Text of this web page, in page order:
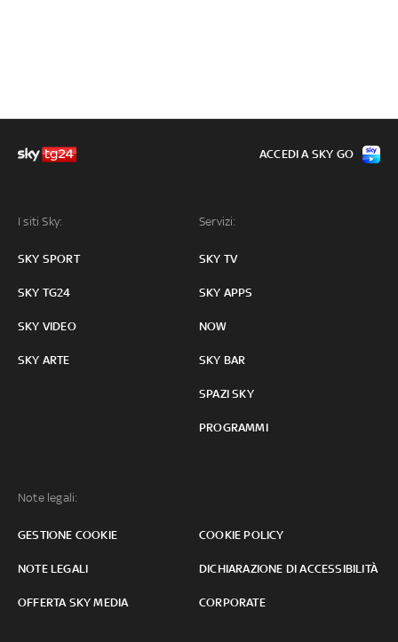
I siti Sky:
SKY SPORT
SKY TG24
SKY VIDEO
SKY ARTE
Servizi:
SKY TV
SKY APPS
NOW
SKY BAR
SPAZI SKY
PROGRAMMI
Note legali:
GESTIONE COOKIE COOKIE POLICY
NOTE LEGALI DICHIARAZIONE DI ACCESSIBILITÀ
OFFERTA SKY MEDIA CORPORATE
ACCEDI A SKY GO